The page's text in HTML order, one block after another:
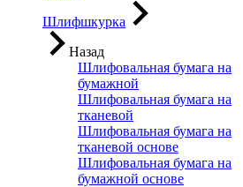
Шлифшкурка
Назад
Шлифовальная бумага на
бумажной
Шлифовальная бумага на
тканевой
Шлифовальная бумага на
тканевой основе
Шлифовальная бумага на
бумажной основе